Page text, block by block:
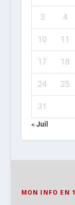
3 4
10 11
17 18
24 25
31
« Juil
MON INFO EN